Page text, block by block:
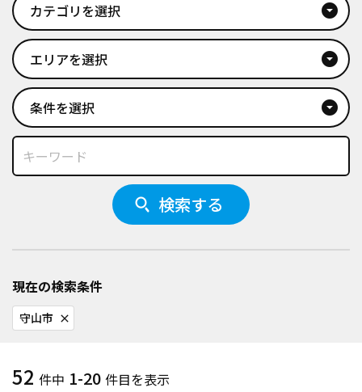
カテゴリを選択 arrow_drop_down_circle
エリアを選択 arrow_drop_down_circle
条件を選択 arrow_drop_down_circle
検索する
現在の検索条件
守山市 close
52 件中 1-20 件目を表示